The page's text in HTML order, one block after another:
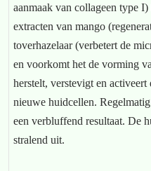
aanmaak van collageen type
extracten van mango
toverhazelaar (verbetert de
en voorkomt het de vorming
herstelt, verstevigt en
nieuwe huidcellen.
een verbluffend resultaat. De
stralend uit.